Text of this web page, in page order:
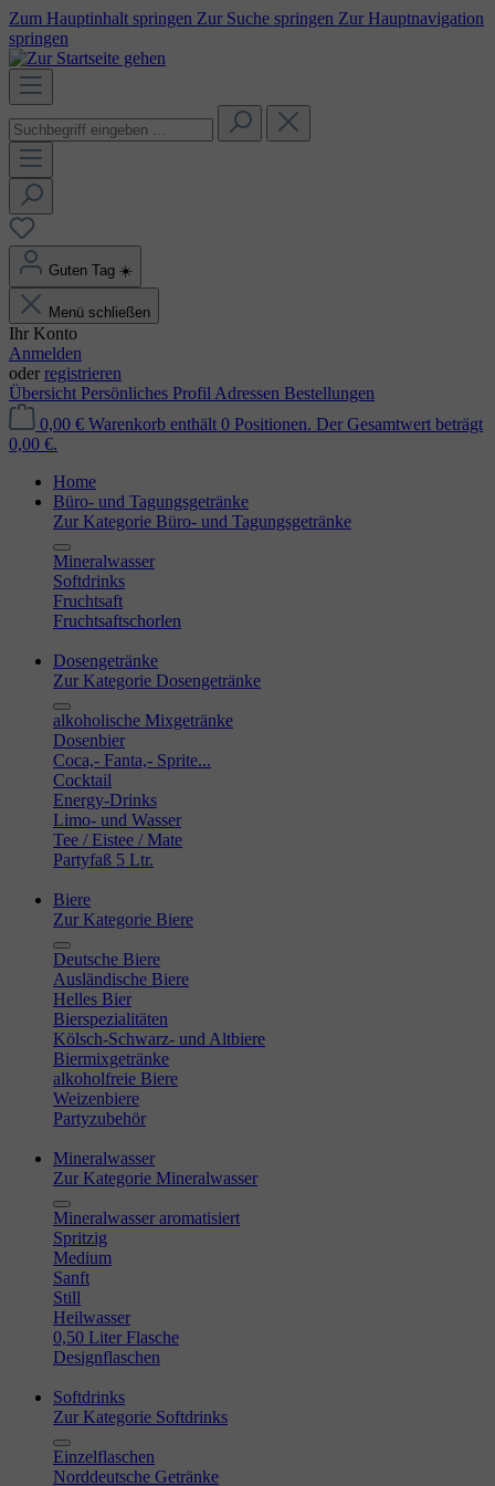
Zum Hauptinhalt springen Zur Suche springen Zur Hauptnavigation
springen
Guten Tag ☀️
Menü schließen
Ihr Konto
Anmelden
oder registrieren
Übersicht Persönliches Profil Adressen Bestellungen
0,00 € Warenkorb enthält 0 Positionen. Der Gesamtwert beträgt
0,00 €.
Home
Büro- und Tagungsgetränke
Zur Kategorie Büro- und Tagungsgetränke
Mineralwasser
Softdrinks
Fruchtsaft
Fruchtsaftschorlen
Dosengetränke
Zur Kategorie Dosengetränke
alkoholische Mixgetränke
Dosenbier
Coca,- Fanta,- Sprite...
Cocktail
Energy-Drinks
Limo- und Wasser
Tee / Eistee / Mate
Partyfaß 5 Ltr.
Biere
Zur Kategorie Biere
Deutsche Biere
Ausländische Biere
Helles Bier
Bierspezialitäten
Kölsch-Schwarz- und Altbiere
Biermixgetränke
alkoholfreie Biere
Weizenbiere
Partyzubehör
Mineralwasser
Zur Kategorie Mineralwasser
Mineralwasser aromatisiert
Spritzig
Medium
Sanft
Still
Heilwasser
0,50 Liter Flasche
Designflaschen
Softdrinks
Zur Kategorie Softdrinks
Einzelflaschen
Norddeutsche Getränke